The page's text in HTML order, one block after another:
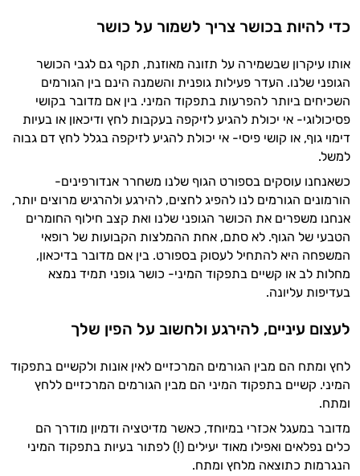
כדי להיות בכושר צריך לשמור על כושר
אותו עיקרון שבשמירה על תזונה מאוזנת, תקף גם לגבי הכושר
הגופני שלנו. העדר פעילות גופנית והשמנה הינם בין הגורמים
השכיחים ביותר להפרעות בתפקוד המיני. בין אם מדובר בקושי
פסיכולוגי- אי יכולת להגיע לזיקפה בעקבות לחץ ודיכאון או בעיות
דימוי גוף, או קושי פיסי- אי יכולת להגיע לזיקפה בגלל לחץ דם גבוה
למשל.
כשאנחנו עוסקים בספורט הגוף שלנו משחרר אנדורפינים-
הורמונים הגורמים לנו להפיג לחצים, להירגע ולהרגיש מרוצים יותר,
אנחנו משפרים את הכושר הגופני שלנו ואת קצב חילוף החומרים
הטבעי של הגוף. לא סתם, אחת ההמלצות הקבועות של רופאי
המשפחה היא להתחיל לעסוק בספורט. בין אם מדובר בדיכאון,
מחלות לב או קשיים בתפקוד המיני- כושר גופני תמיד נמצא
בעדיפות עליונה.
לעצום עיניים, להירגע ולחשוב על הפין שלך
לחץ ומתח הם מבין הגורמים המרכזיים לאין אונות ולקשיים בתפקוד
המיני. קשיים בתפקוד המיני הם מבין הגורמים המרכזיים ללחץ
ומתח.
מדובר במעגל אכזרי במיוחד, כאשר מדיטציה ודמיון מודרך הם
כלים נפלאים ואפילו מאוד יעילים (!) לפתור בעיות בתפקוד המיני
הנגרמות כתוצאה מלחץ ומתח.
אני יועץ הבריאות האישי AI של טבע בריא.
התשובות שלי מבוססות על מאגרי מידע קליניים
וספרות מקצועית בתחומי הרפואה הטבעית
ותזונת הספורט.
התזונה ומוצרי הבריאות המדויקים למטרות
ולמצב הגופני שלך, ולהסביר לך אילו רכיבים
עובדים יחד כדי למקסם תוצאות גם בחיי היום
יום וגם בתחום הכושר והספורט.
המטרה שלי היא להתאים עבורך המלצות
אישיות מבוססות מדעית.
זה הזמן להתחיל. איך אוכל לעזור?